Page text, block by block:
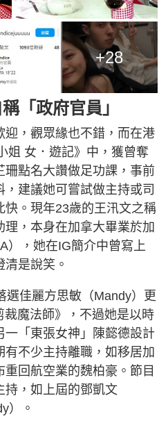
+28
「政府官員」
迎，觀眾緣也不錯，而在港
姐 女．遊記》中，獲曾奪
珊點名大讚做足功課，事前
建議她可嘗試做主持或司
快。現年23歲的王汛文之稱
，本身在加拿大畢業於加
），她在IG簡介中曾寫上
清是說笑。
選佳麗方思敏（Mandy）更
魔法師》，不過她是以時
一「東張女神」陳懿德設計
不少主持離職，如移居加
回航空業的魏柏豪。節目
持，如上屆的鄧凱文
）。